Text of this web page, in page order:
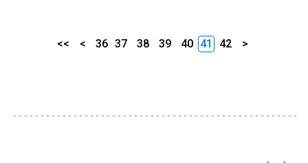
<< < 36 37 38 39 40 41 42 >